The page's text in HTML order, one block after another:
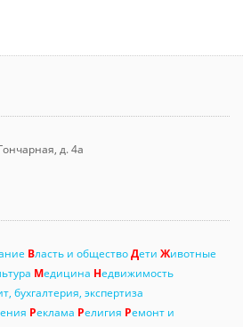
д. 4а
Власть и обществоДети Животные
Медицина Недвижимость
бухгалтерия, экспертиза
Реклама Религия Ремонт и